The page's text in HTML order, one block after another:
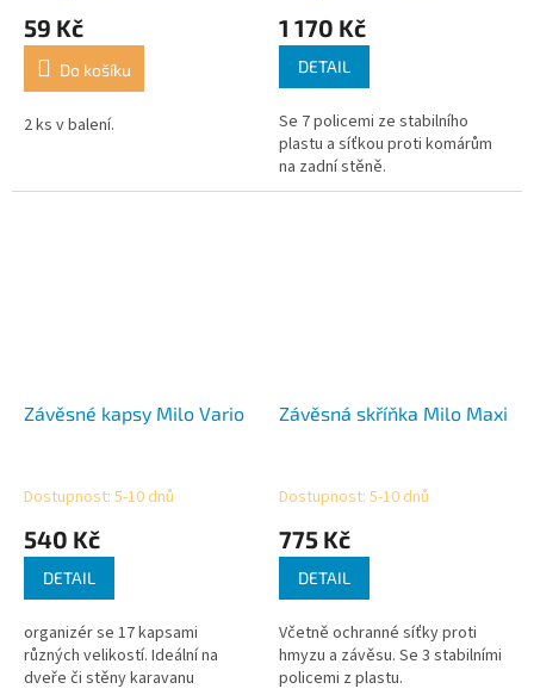
59 Kč
Do košíku
2 ks v balení.
1 170 Kč
DETAIL
Se 7 policemi ze stabilního
plastu a síťkou proti komárům
na zadní stěně.
Závěsné kapsy Milo Vario
Dostupnost: 5-10 dnů
540 Kč
DETAIL
organizér se 17 kapsami
různých velikostí. Ideální na
dveře či stěny karavanu
Závěsná skříňka Milo Maxi
Dostupnost: 5-10 dnů
775 Kč
DETAIL
Včetně ochranné síťky proti
hmyzu a závěsu. Se 3 stabilními
policemi z plastu.